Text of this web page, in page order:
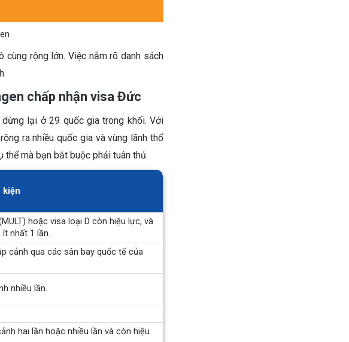
rộng lớn. Việc nắm rõ danh sách
chấp nhận visa Đức
lại ở 29 quốc gia trong khối. Với
ra nhiều quốc gia và vùng lãnh thổ
thể mà bạn bắt buộc phải tuân thủ.
kiện
hoặc visa loại D còn hiệu lực, và
nhất 1 lần.
cảnh qua các sân bay quốc tế của
nhiều lần.
hai lần hoặc nhiều lần và còn hiệu